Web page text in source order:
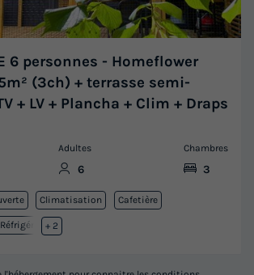
6 personnes - Homeflower
(3ch) + terrasse semi-
+ LV + Plancha + Clim + Draps
Adultes
6
Chambres
3
Climatisation Cafetière
Réfrigérateur
+ 2